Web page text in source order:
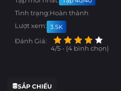
Tình trạng:Hoàn thành
Lượt xem: 3.5K
Đánh Giá:
4/5 - (4 bình chọn)
SẮP CHIẾU